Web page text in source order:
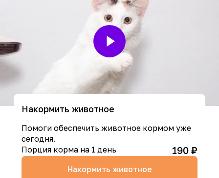
Накормить животное
Помоги обеспечить животное кормом уже
сегодня.
Порция корма на 1 день
190 ₽
Накормить животное